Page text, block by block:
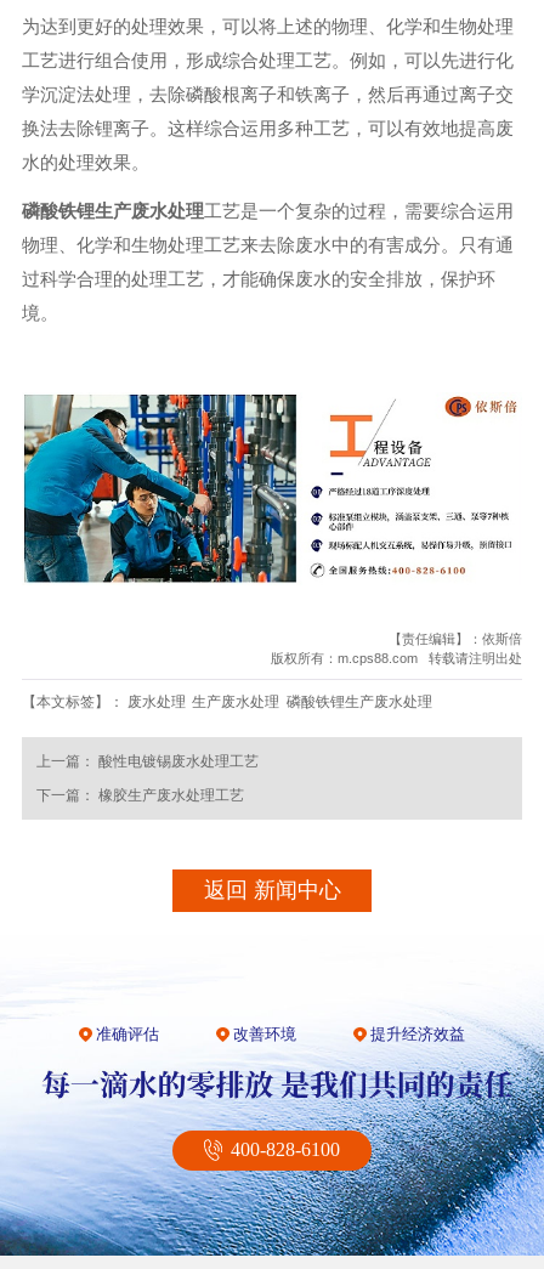
为达到更好的处理效果，可以将上述的物理、化学和生物处理
工艺进行组合使用，形成综合处理工艺。例如，可以先进行化
学沉淀法处理，去除磷酸根离子和铁离子，然后再通过离子交
换法去除锂离子。这样综合运用多种工艺，可以有效地提高废
水的处理效果。
磷酸铁锂生产废水处理工艺是一个复杂的过程，需要综合运用
物理、化学和生物处理工艺来去除废水中的有害成分。只有通
过科学合理的处理工艺，才能确保废水的安全排放，保护环
境。
【责任编辑】：依斯倍
版权所有：m.cps88.com 转载请注明出处
【本文标签】： 废水处理 生产废水处理 磷酸铁锂生产废水处理
上一篇： 酸性电镀锡废水处理工艺
下一篇： 橡胶生产废水处理工艺
返回 新闻中心
准确评估 改善环境 提升经济效益
400-828-6100